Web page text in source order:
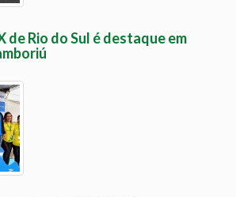
de Rio do Sul é destaque em